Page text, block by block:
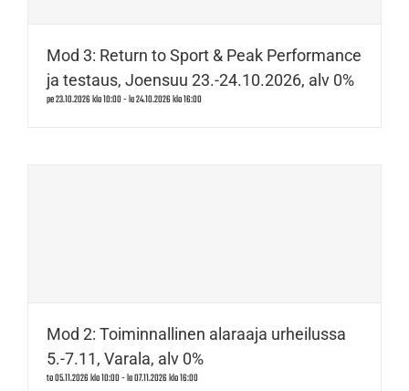
Mod 3: Return to Sport & Peak Performance
ja testaus, Joensuu 23.-24.10.2026, alv 0%
pe 23.10.2026 klo 10:00-la 24.10.2026 klo 16:00
Mod 2: Toiminnallinen alaraaja urheilussa
5.-7.11, Varala, alv 0%
to 05.11.2026 klo 10:00-la 07.11.2026 klo 16:00